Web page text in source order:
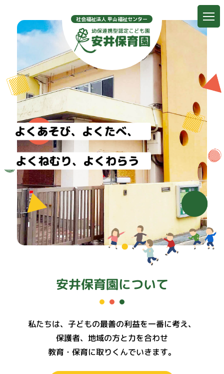
社会福祉法人 甲山福祉センター
安井保育園について
私たちは、子どもの最善の利益を一番に考え、
保護者、地域の方と力を合わせ
教育・保育に取りくんでいきます。